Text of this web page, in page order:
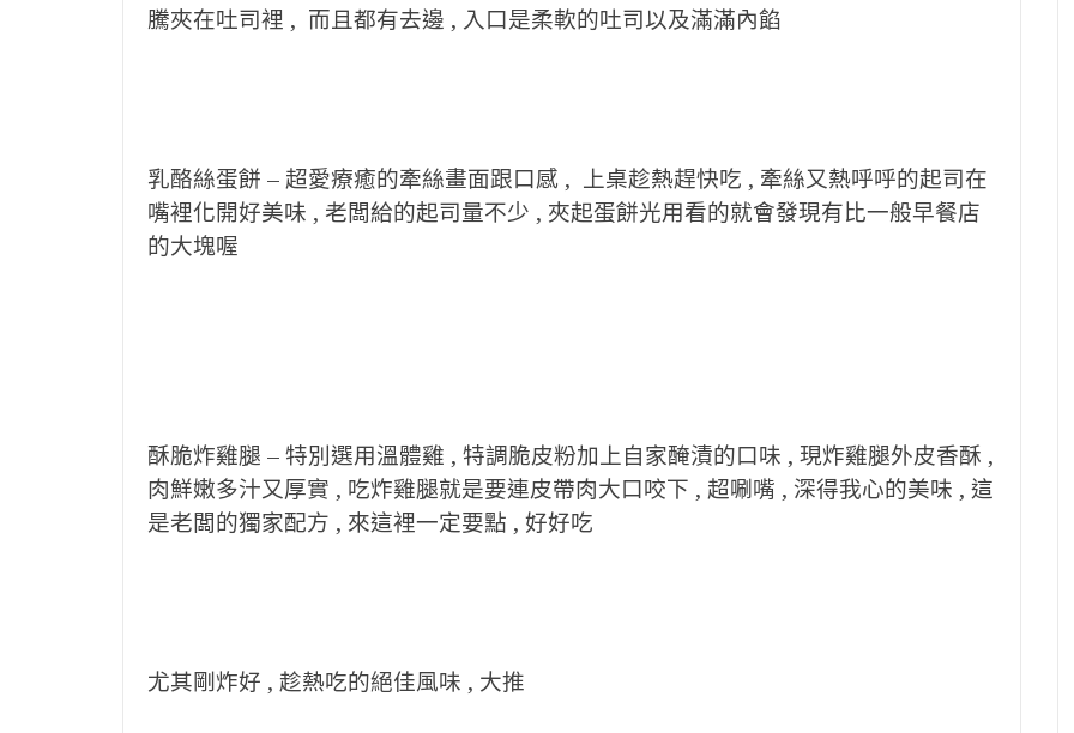
騰夾在吐司裡 , 而且都有去邊 , 入口是柔軟的吐司以及滿滿內餡
乳酪絲蛋餅 – 超愛療癒的牽絲畫面跟口感 , 上桌趁熱趕快吃 , 牽絲又熱呼呼的起司在
嘴裡化開好美味 , 老闆給的起司量不少 , 夾起蛋餅光用看的就會發現有比一般早餐店
的大塊喔
酥脆炸雞腿 – 特別選用溫體雞 , 特調脆皮粉加上自家醃漬的口味 , 現炸雞腿外皮香酥 ,
肉鮮嫩多汁又厚實 , 吃炸雞腿就是要連皮帶肉大口咬下 , 超唰嘴 , 深得我心的美味 , 這
是老闆的獨家配方 , 來這裡一定要點 , 好好吃
尤其剛炸好 , 趁熱吃的絕佳風味 , 大推